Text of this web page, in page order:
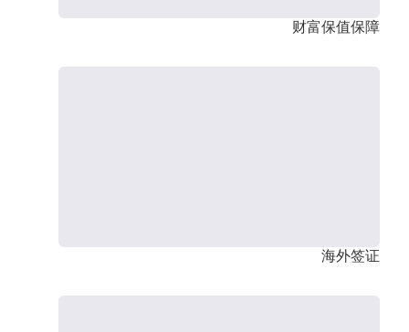
财富保值保障
海外签证